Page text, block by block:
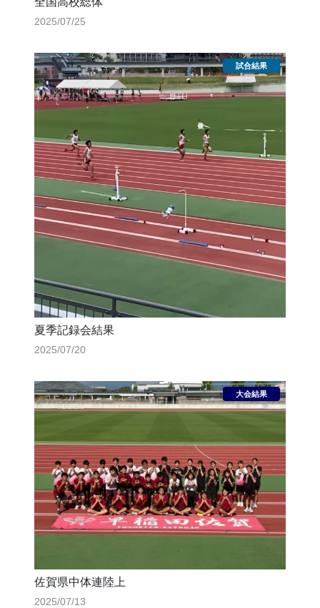
2025/07/25
夏季記録会結果
2025/07/20
佐賀県中体連陸上
2025/07/13